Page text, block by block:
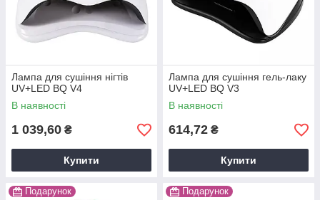
Лампа для сушіння нігтів
UV+LED BQ V4
В наявності
1 039,60 ₴
Купити
Лампа для сушіння гель-лаку
UV+LED BQ V3
В наявності
614,72 ₴
Купити
Подарунок Подарунок